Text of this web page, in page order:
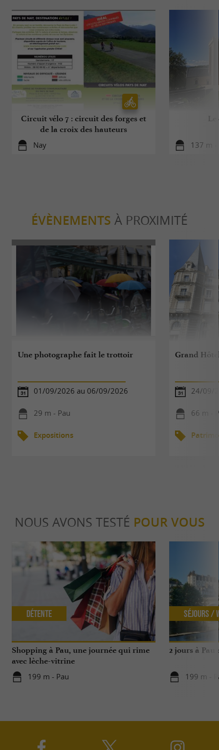
Circuit vélo 7 : circuit des forges et
de la croix des hauteurs
Nay 137 m -
ÉVÈNEMENTS À PROXIMITÉ
Une photographe fait le trottoir
01/09/2026 au 06/09/2026
29 m - Pau
Expositions
Grand
24/09/
66 m -
NOUS AVONS TESTÉ POUR VOUS
Shopping à Pau, une journée qui rime
avec lèche-vitrine
199 m - Pau
Détente
2 jours à
199 m -
Séjours /